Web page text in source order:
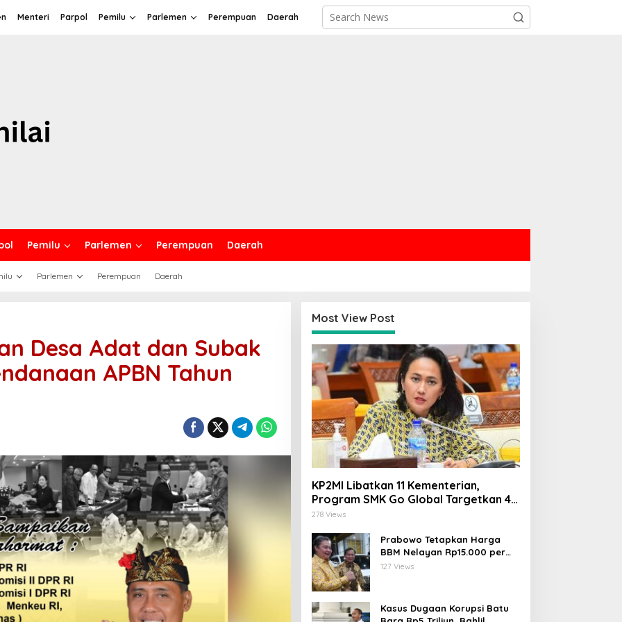
Menteri Parpol Pemilu Parlemen Perempuan Daerah
Pemilu Parlemen Perempuan Daerah
Parlemen Perempuan Daerah
Desa Adat dan Subak
APBN Tahun
Most View Post
KP2MI Libatkan 11 Kementerian,
Program SMK Go Global Targetkan 40
Ribu Peserta Tahun Ini
278 Views
Prabowo Tetapkan Harga
BBM Nelayan Rp15.000 per
Liter, Berlaku untuk Kapal 30-
127 Views
Kasus Dugaan Korupsi Batu